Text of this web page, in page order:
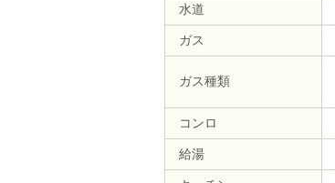
水道
ガス
ガス種類
コンロ
給湯